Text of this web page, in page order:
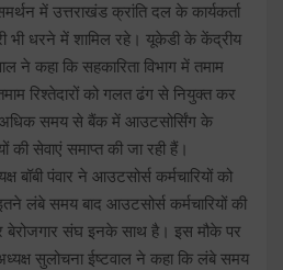
में उत्तराखंड क्रांति दल के कार्यकर्ता
भी धरने में शामिल रहे। यूकेडी के केंद्रीय
ने कहा कि सहकारिता विभाग में तमाम
रिश्तेदारों को गलत ढंग से नियुक्त कर
समय से बैंक में आउटसोर्सिंग के
की सेवाएं समाप्त की जा रही हैं।
बॉबी पंवार ने आउटसोर्स कर्मचारियों को
लंबे समय बाद आउटसोर्स कर्मचारियों की
बेरोजगार संघ इनके साथ है। इस मौके पर
सुलोचना ईष्टवाल ने कहा कि लंबे समय